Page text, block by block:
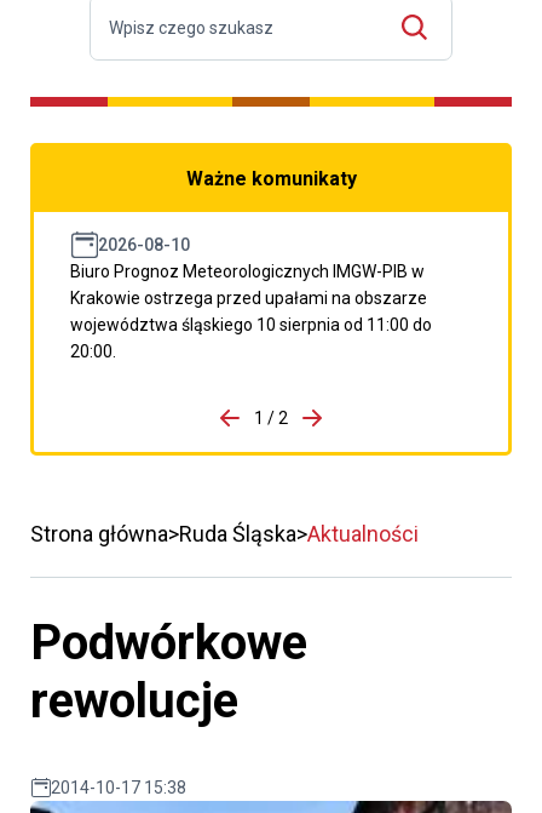
Ważne komunikaty
2026-08-10
Biuro Prognoz Meteorologicznych IMGW-PIB w
Krakowie ostrzega przed upałami na obszarze
województwa śląskiego 10 sierpnia od 11:00 do
20:00.
porzpedniego komunikatu
1 / 2
Przejdź do następnego
Strona główna Ruda Śląska Aktualności
Podwórkowe
rewolucje
2014-10-17 15:38